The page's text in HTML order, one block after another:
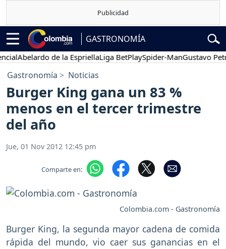
GASTRONOMÍA
Abelardo de la EspriellaLiga BetPlaySpider-ManGustavo Petro
Gastronomía Noticias
Burger King gana un 83 %
menos en el tercer trimestre
del año
Jue, 01 Nov 2012 12:45 pm
Comparte en:
Colombia.com - Gastronomía
Burger King, la segunda mayor cadena de comida
rápida del mundo, vio caer sus ganancias en el